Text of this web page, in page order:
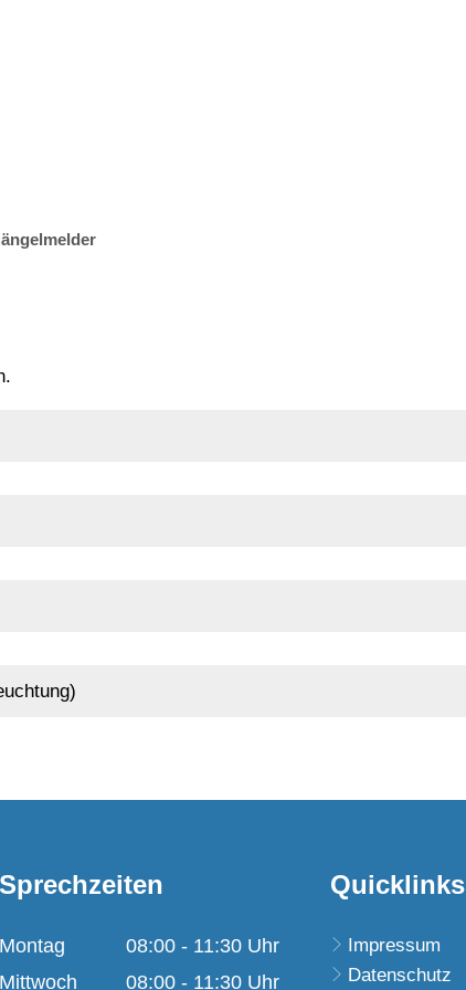
Sprechzeiten
Montag 08:00 - 11:30 Uhr
Von 08:00 bis 11:30 Uhr
Mittwoch 08:00 - 11:30 Uhr
Quicklinks
Impressum
Datenschutz